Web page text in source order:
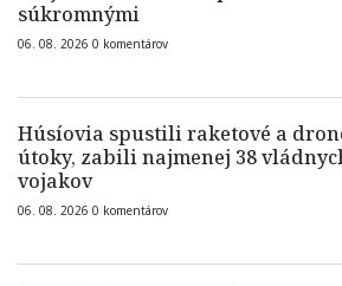
súkromnými
06. 08. 2026 0 komentárov
Húsíovia spustili raketové a
útoky, zabili najmenej 38
vojakov
06. 08. 2026 0 komentárov